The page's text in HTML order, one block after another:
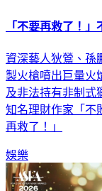
「不要再救了！
資深藝人狄鶯、孫
製火槍噴出巨量火
及非法持有非制式
知名理財作家「不
再救了！」
娛樂